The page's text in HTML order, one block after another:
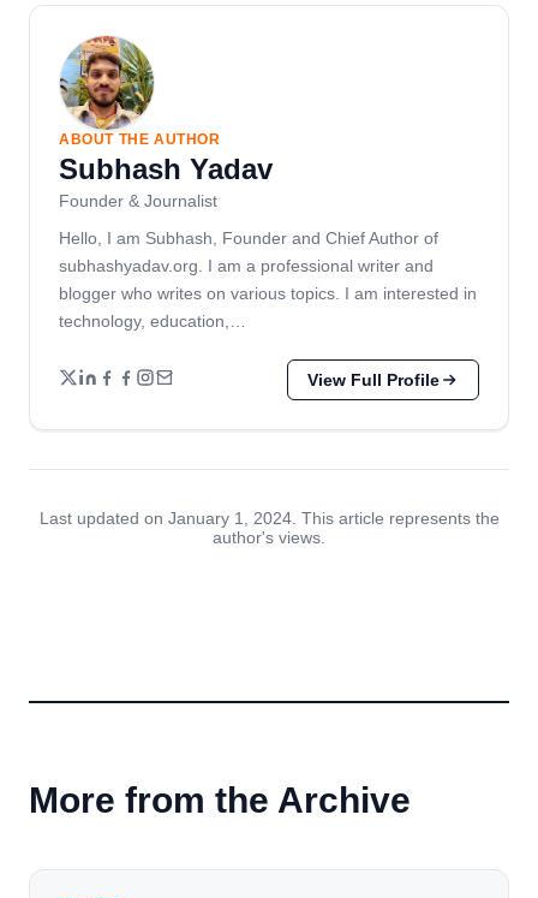
ABOUT THE AUTHOR
Subhash Yadav
Founder & Journalist
Hello, I am Subhash, Founder and Chief Author of
subhashyadav.org. I am a professional writer and
blogger who writes on various topics. I am interested in
technology, education,…
View Full Profile
Last updated on January 1, 2024. This article represents the
author's views.
More from the Archive